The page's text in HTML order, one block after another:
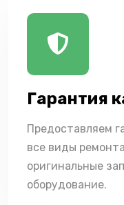
Гарантия
Предоставляем
все виды
оригинальные
оборудование.